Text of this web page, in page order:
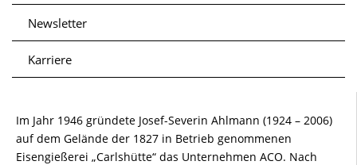
Newsletter
Karriere
Im Jahr 1946 gründete Josef-Severin Ahlmann (1924 – 2006)
auf dem Gelände der 1827 in Betrieb genommenen
Eisengießerei „Carlshütte“ das Unternehmen ACO. Nach